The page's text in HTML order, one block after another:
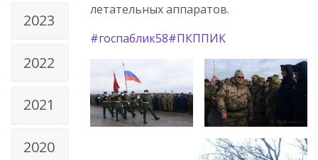
2023
2022
2021
2020
летательных аппаратов.
#госпаблик58#ПКППИК